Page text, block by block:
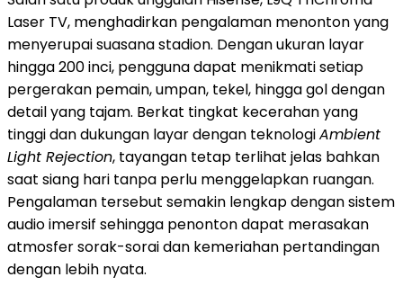
Laser TV, menghadirkan pengalaman menonton yang
menyerupai suasana stadion. Dengan ukuran layar
hingga 200 inci, pengguna dapat menikmati setiap
pergerakan pemain, umpan, tekel, hingga gol dengan
detail yang tajam. Berkat tingkat kecerahan yang
tinggi dan dukungan layar dengan teknologiAmbient
Light Rejection, tayangan tetap terlihat jelas bahkan
saat siang hari tanpa perlu menggelapkan ruangan.
Pengalaman tersebut semakin lengkap dengan sistem
audio imersif sehingga penonton dapat merasakan
atmosfer sorak-sorai dan kemeriahan pertandingan
dengan lebih nyata.